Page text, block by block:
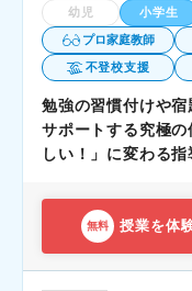
幼児 小学生
プロ家庭教師
不登校支援
勉強の習慣付けや
サポートする究極
しい！」に変わる指
無料 授業を体